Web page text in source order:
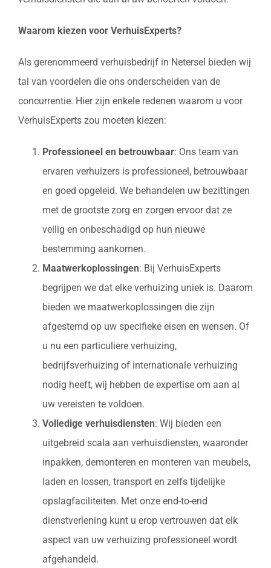
Waarom kiezen voor VerhuisExperts?
Als gerenommeerd verhuisbedrijf in Netersel bieden wij
tal van voordelen die ons onderscheiden van de
concurrentie. Hier zijn enkele redenen waarom u voor
VerhuisExperts zou moeten kiezen:
Professioneel en betrouwbaar: Ons team van
ervaren verhuizers is professioneel, betrouwbaar
en goed opgeleid. We behandelen uw bezittingen
met de grootste zorg en zorgen ervoor dat ze
veilig en onbeschadigd op hun nieuwe
bestemming aankomen.
Maatwerkoplossingen: Bij VerhuisExperts
begrijpen we dat elke verhuizing uniek is. Daarom
bieden we maatwerkoplossingen die zijn
afgestemd op uw specifieke eisen en wensen. Of
u nu een particuliere verhuizing,
bedrijfsverhuizing of internationale verhuizing
nodig heeft, wij hebben de expertise om aan al
uw vereisten te voldoen.
Volledige verhuisdiensten: Wij bieden een
uitgebreid scala aan verhuisdiensten, waaronder
inpakken, demonteren en monteren van meubels,
laden en lossen, transport en zelfs tijdelijke
opslagfaciliteiten. Met onze end-to-end
dienstverlening kunt u erop vertrouwen dat elk
aspect van uw verhuizing professioneel wordt
afgehandeld.